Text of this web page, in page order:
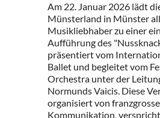
Am 22. Januar 2026 lädt
Münsterland in Münster
Musikliebhaber zu einer
Aufführung des
präsentiert vom
Ballet und begleitet vom
Orchestra unter der
Normunds Vaicis. Diese
organisiert von franzgrosse
Kommunikation,